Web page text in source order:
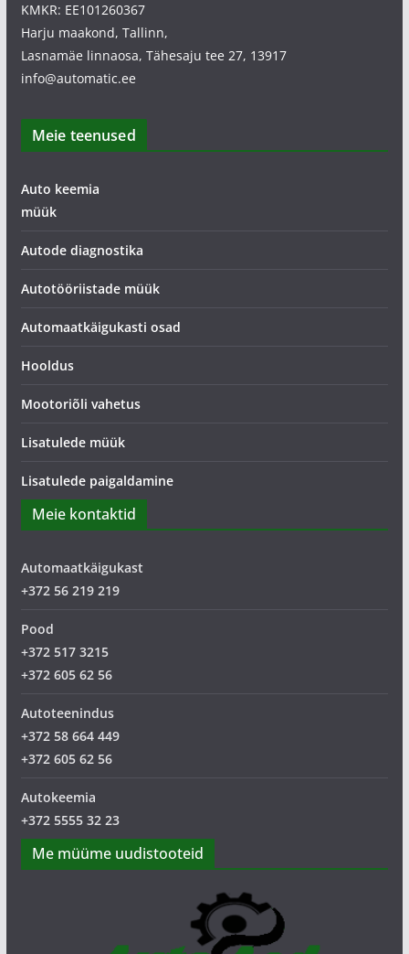
KMKR: EE101260367
Harju maakond, Tallinn,
Lasnamäe linnaosa, Tähesaju tee 27, 13917
info@automatic.ee
Meie teenused
Auto keemia
müük
Autode diagnostika
Autotööriistade müük
Automaatkäigukasti osad
Hooldus
Mootoriõli vahetus
Lisatulede müük
Lisatulede paigaldamine
Meie kontaktid
Automaatkäigukast
+372 56 219 219
Pood
+372 517 3215
+372 605 62 56
Autoteenindus
+372 58 664 449
+372 605 62 56
Autokeemia
+372 5555 32 23
Me müüme uudistooteid